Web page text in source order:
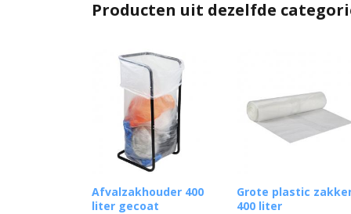
Producten uit dezelfde
Afvalzakhouder 400
liter gecoat
Grote plastic
400 liter